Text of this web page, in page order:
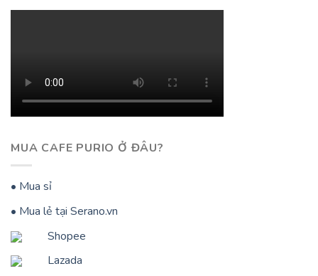
MUA CAFE PURIO Ở ĐÂU?
• Mua sỉ
• Mua lẻ tại Serano.vn
Shopee
Lazada